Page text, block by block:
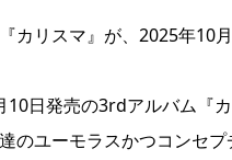
カリスマ』が、2025年10
日発売の3rdアルバム『
のユーモラスかつコンセプ